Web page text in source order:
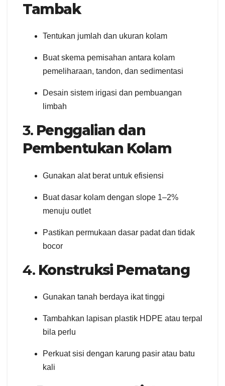
Tambak
Tentukan jumlah dan ukuran kolam
Buat skema pemisahan antara kolam
pemeliharaan, tandon, dan sedimentasi
Desain sistem irigasi dan pembuangan
limbah
3. Penggalian dan
Pembentukan Kolam
Gunakan alat berat untuk efisiensi
Buat dasar kolam dengan slope 1–2%
menuju outlet
Pastikan permukaan dasar padat dan tidak
bocor
4. Konstruksi Pematang
Gunakan tanah berdaya ikat tinggi
Tambahkan lapisan plastik HDPE atau terpal
bila perlu
Perkuat sisi dengan karung pasir atau batu
kali